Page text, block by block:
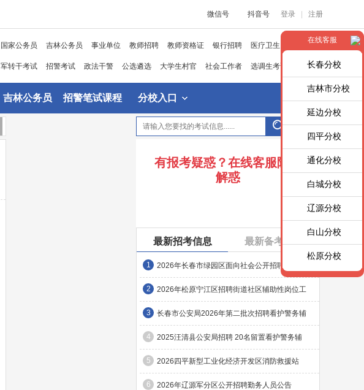
登录 注册
微信号 抖音号
国家公务员 吉林公务员 事业单位 教师招聘 教师资格证 银行招聘 医疗卫生
军转干考试 招警考试 政法干警 公选遴选 大学生村官 社会工作者 选调生考试
吉林公务员 招警笔试课程 分校入口
有报考疑惑？在线客服随时
解惑
最新招考信息 最新备考资料
1 2026年长春市绿园区面向社会公开招聘政府专
2 2026年松原宁江区招聘街道社区辅助性岗位工
3 长春市公安局2026年第二批次招聘看护警务辅
4 2025汪清县公安局招聘 20名留置看护警务辅
5 2026四平新型工业化经济开发区消防救援站
6 2026年辽源军分区公开招聘勤务人员公告
在线客服
长春分校
吉林市分校
延边分校
四平分校
通化分校
白城分校
辽源分校
白山分校
松原分校